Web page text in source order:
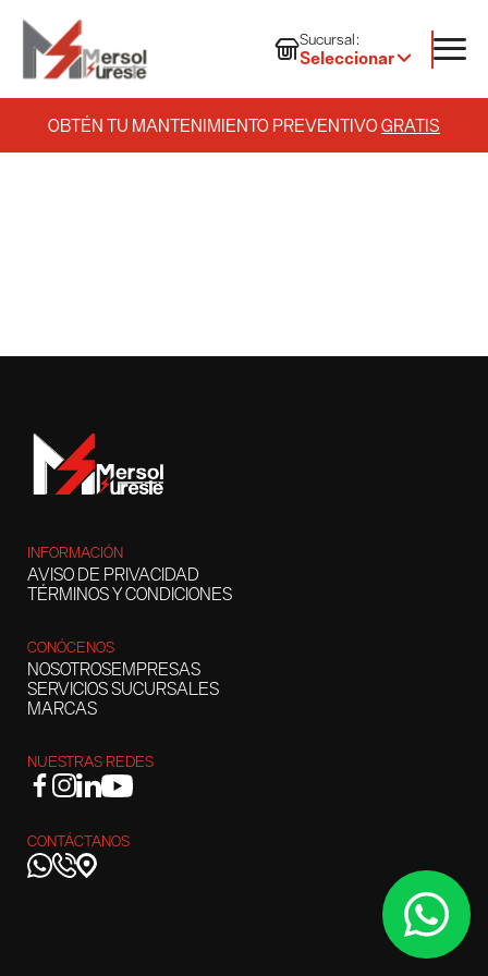
Sucursal:
Seleccionar
OBTÉN TU MANTENIMIENTO PREVENTIVOGRATIS
INFORMACIÓN
AVISO DE PRIVACIDAD
TÉRMINOS Y CONDICIONES
CONÓCENOS
NOSOTROS
SERVICIOS
MARCAS
EMPRESAS
SUCURSALES
NUESTRAS REDES
CONTÁCTANOS